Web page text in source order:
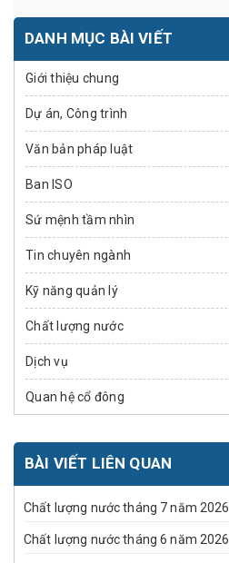
DANH MỤC BÀI VIẾT
Giới thiệu chung
Dự án, Công trình
Văn bản pháp luật
Ban ISO
Sứ mệnh tầm nhìn
Tin chuyên ngành
Kỹ năng quản lý
Chất lượng nước
Dịch vụ
Quan hệ cổ đông
BÀI VIẾT LIÊN QUAN
Chất lượng nước tháng 7 năm 2026
Chất lượng nước tháng 6 năm 2026